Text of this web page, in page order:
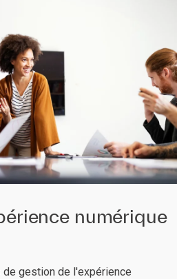
numérique
gestion de l'expérience